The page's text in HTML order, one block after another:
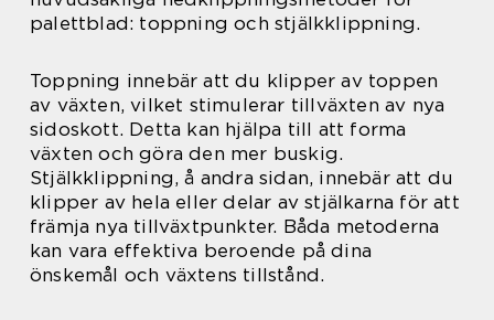
palettblad: toppning och stjälkklippning.
Toppning innebär att du klipper av toppen
av växten, vilket stimulerar tillväxten av nya
sidoskott. Detta kan hjälpa till att forma
växten och göra den mer buskig.
Stjälkklippning, å andra sidan, innebär att du
klipper av hela eller delar av stjälkarna för att
främja nya tillväxtpunkter. Båda metoderna
kan vara effektiva beroende på dina
önskemål och växtens tillstånd.